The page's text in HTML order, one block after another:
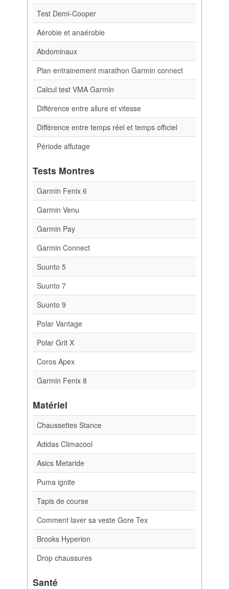
Test Demi-Cooper
Aérobie et anaérobie
Abdominaux
Plan entrainement marathon Garmin connect
Calcul test VMA Garmin
Différence entre allure et vitesse
Différence entre temps réel et temps officiel
Période affutage
Tests Montres
Garmin Fenix 6
Garmin Venu
Garmin Pay
Garmin Connect
Suunto 5
Suunto 7
Suunto 9
Polar Vantage
Polar Grit X
Coros Apex
Garmin Fenix 8
Matériel
Chaussettes Stance
Adidas Climacool
Asics Metaride
Puma ignite
Tapis de course
Comment laver sa veste Gore Tex
Brooks Hyperion
Drop chaussures
Santé